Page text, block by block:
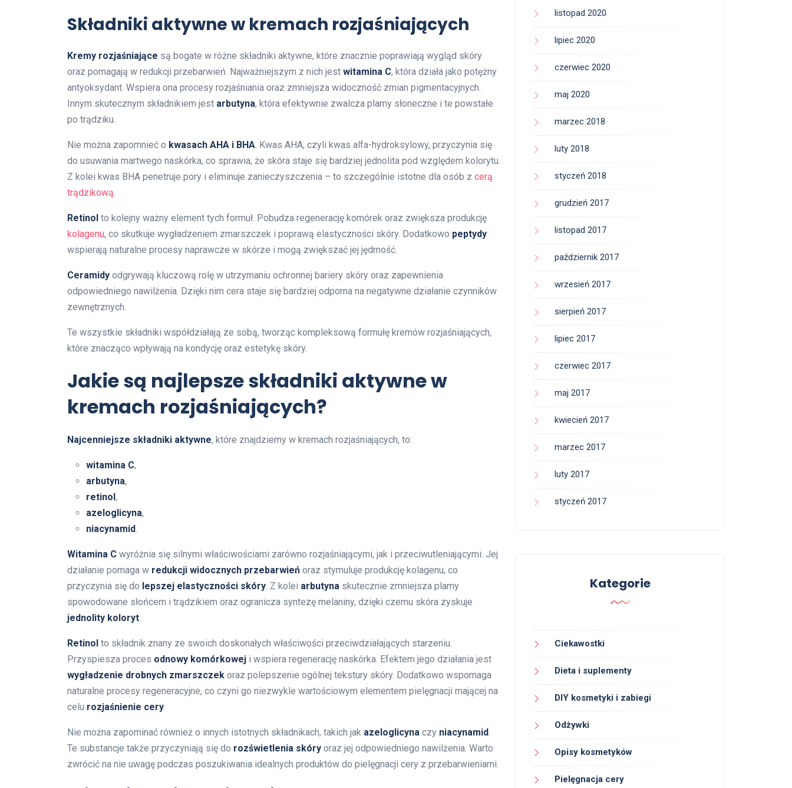
Składniki aktywne w kremach rozjaśniających
Kremy rozjaśniające są bogate w różne składniki aktywne, które znacznie poprawiają wygląd skóry
oraz pomagają w redukcji przebarwień. Najważniejszym z nich jest witamina C, która działa jako potężny
antyoksydant. Wspiera ona procesy rozjaśniania oraz zmniejsza widoczność zmian pigmentacyjnych.
Innym skutecznym składnikiem jest arbutyna, która efektywnie zwalcza plamy słoneczne i te powstałe
po trądziku.
Nie można zapomnieć o kwasach AHA i BHA. Kwas AHA, czyli kwas alfa-hydroksylowy, przyczynia się
do usuwania martwego naskórka, co sprawia, że skóra staje się bardziej jednolita pod względem kolorytu.
Z kolei kwas BHA penetruje pory i eliminuje zanieczyszczenia – to szczególnie istotne dla osób z cerą
trądzikową.
Retinol to kolejny ważny element tych formuł. Pobudza regenerację komórek oraz zwiększa produkcję
kolagenu, co skutkuje wygładzeniem zmarszczek i poprawą elastyczności skóry. Dodatkowo peptydy
wspierają naturalne procesy naprawcze w skórze i mogą zwiększać jej jędrność.
Ceramidy odgrywają kluczową rolę w utrzymaniu ochronnej bariery skóry oraz zapewnienia
odpowiedniego nawilżenia. Dzięki nim cera staje się bardziej odporna na negatywne działanie czynników
zewnętrznych.
Te wszystkie składniki współdziałają ze sobą, tworząc kompleksową formułę kremów rozjaśniających,
które znacząco wpływają na kondycję oraz estetykę skóry.
Jakie są najlepsze składniki aktywne w
kremach rozjaśniających?
Najcenniejsze składniki aktywne, które znajdziemy w kremach rozjaśniających, to:
witamina C,
arbutyna,
retinol,
azeloglicyna,
niacynamid.
Witamina C wyróżnia się silnymi właściwościami zarówno rozjaśniającymi, jak i przeciwutleniającymi. Jej
działanie pomaga w redukcji widocznych przebarwień oraz stymuluje produkcję kolagenu, co
przyczynia się do lepszej elastyczności skóry. Z kolei arbutyna skutecznie zmniejsza plamy
spowodowane słońcem i trądzikiem oraz ogranicza syntezę melaniny, dzięki czemu skóra zyskuje
jednolity koloryt.
Retinol to składnik znany ze swoich doskonałych właściwości przeciwdziałających starzeniu.
Przyspiesza proces odnowy komórkowej i wspiera regenerację naskórka. Efektem jego działania jest
wygładzenie drobnych zmarszczek oraz polepszenie ogólnej tekstury skóry. Dodatkowo wspomaga
naturalne procesy regeneracyjne, co czyni go niezwykle wartościowym elementem pielęgnacji mającej na
celu rozjaśnienie cery.
Nie można zapominać również o innych istotnych składnikach, takich jak azeloglicyna czy niacynamid.
Te substancje także przyczyniają się do rozświetlenia skóry oraz jej odpowiedniego nawilżenia. Warto
zwrócić na nie uwagę podczas poszukiwania idealnych produktów do pielęgnacji cery z przebarwieniami.
listopad 2020
lipiec 2020
czerwiec 2020
maj 2020
marzec 2018
luty 2018
styczeń 2018
grudzień 2017
listopad 2017
październik 2017
wrzesień 2017
sierpień 2017
lipiec 2017
czerwiec 2017
maj 2017
kwiecień 2017
marzec 2017
luty 2017
styczeń 2017
Kategorie
Ciekawostki
Dieta i suplementy
DIY kosmetyki i zabiegi
Odżywki
Opisy kosmetyków
Pielęgnacja cery